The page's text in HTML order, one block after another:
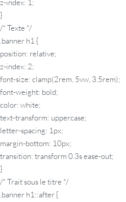
z-index: 1;
}
/* Texte */
.banner h1 {
position: relative;
z-index: 2;
font-size: clamp(2rem, 5vw, 3.5rem);
font-weight: bold;
color: white;
text-transform: uppercase;
letter-spacing: 1px;
margin-bottom: 10px;
transition: transform 0.3s ease-out;
}
/* Trait sous le titre */
.banner h1::after {